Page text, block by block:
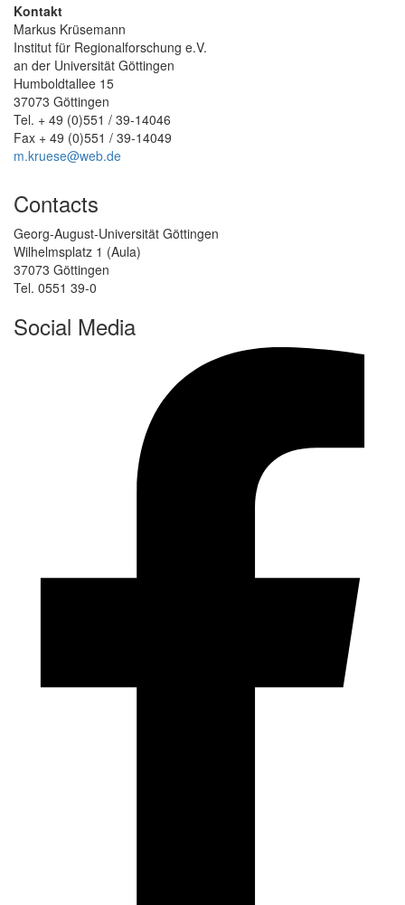
Kontakt
Markus Krüsemann
Institut für Regionalforschung e.V.
an der Universität Göttingen
Humboldtallee 15
37073 Göttingen
Tel. + 49 (0)551 / 39-14046
Fax + 49 (0)551 / 39-14049
m.kruese@web.de
Contacts
Georg-August-Universität Göttingen
Wilhelmsplatz 1 (Aula)
37073 Göttingen
Tel. 0551 39-0
Social Media